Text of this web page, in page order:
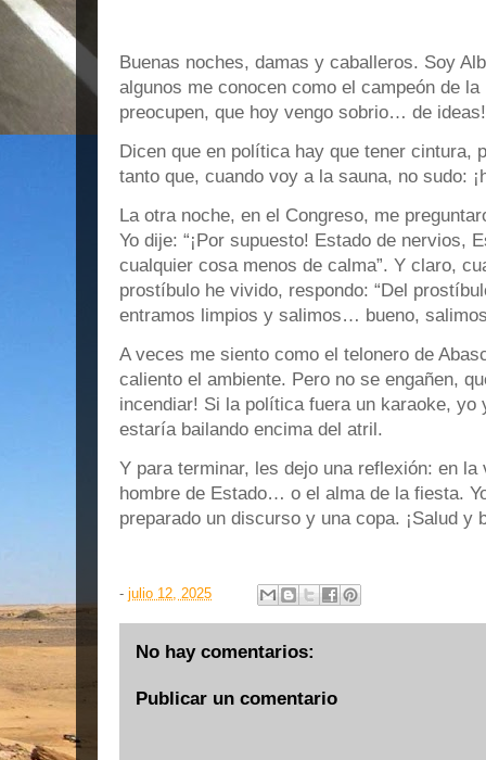
Buenas noches, damas y caballeros. Soy
algunos me conocen como el campeón de
preocupen, que hoy vengo sobrio… de ideas!
Dicen que en política hay que tener cintura,
tanto que, cuando voy a la sauna, no sudo:
La otra noche, en el Congreso, me
Yo dije: “¡Por supuesto! Estado de nervios,
cualquier cosa menos de calma”. Y claro,
prostíbulo he vivido, respondo: “Del
entramos limpios y salimos… bueno,
A veces me siento como el telonero de
caliento el ambiente. Pero no se engañen,
incendiar! Si la política fuera un karaoke,
estaría bailando encima del atril.
Y para terminar, les dejo una reflexión: en
hombre de Estado… o el alma de la fiesta.
preparado un discurso y una copa. ¡Salud y
- julio 12, 2025
No hay comentarios:
Publicar un comentario